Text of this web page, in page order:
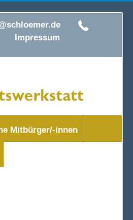
Impressum
Mitbürger/-innen